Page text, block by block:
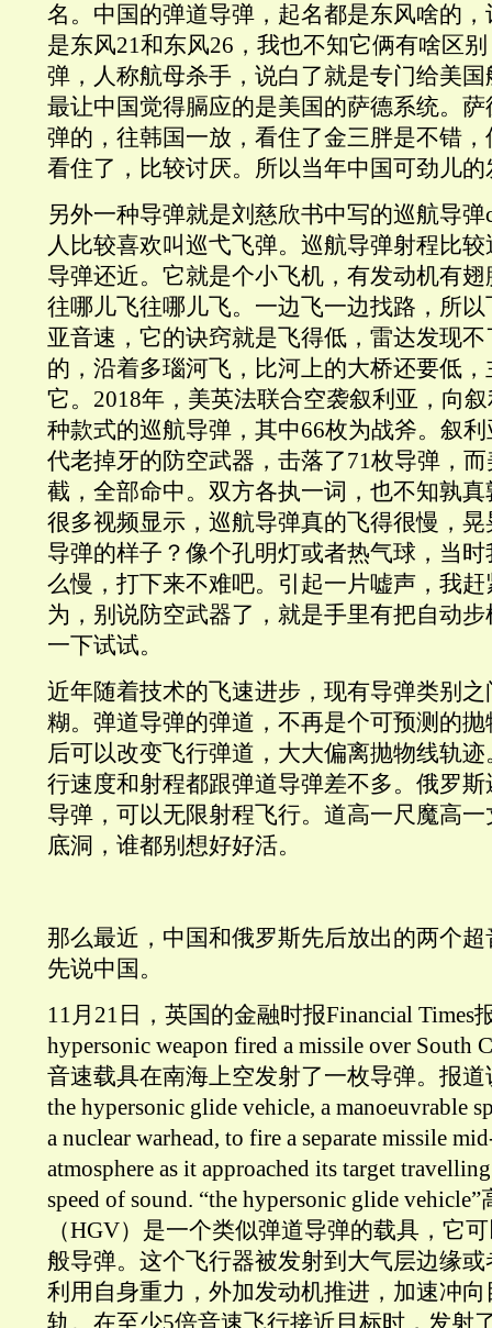
名。中国的弹道导弹，起名都是东风啥的
是东风21和东风26，我也不知它俩有啥区
弹，人称航母杀手，说白了就是专门给美
最让中国觉得膈应的是美国的萨德系统。
弹的，往韩国一放，看住了金三胖是不错
看住了，比较讨厌。所以当年中国可劲儿
另外一种导弹就是刘慈欣书中写的巡航导弹
人比较喜欢叫巡弋飞弹。巡航导弹射程比
导弹还近。它就是个小飞机，有发动机有
往哪儿飞往哪儿飞。一边飞一边找路，所
亚音速，它的诀窍就是飞得低，雷达发现
的，沿着多瑙河飞，比河上的大桥还要低
它。2018年，美英法联合空袭叙利亚，向
种款式的巡航导弹，其中66枚为战斧。叙
代老掉牙的防空武器，击落了71枚导弹，
截，全部命中。双方各执一词，也不知孰
很多视频显示，巡航导弹真的飞得很慢，
导弹的样子？像个孔明灯或者热气球，当
么慢，打下来不难吧。引起一片嘘声，我
为，别说防空武器了，就是手里有把自动
一下试试。
近年随着技术的飞速进步，现有导弹类别
糊。弹道导弹的弹道，不再是个可预测的
后可以改变飞行弹道，大大偏离抛物线轨
行速度和射程都跟弹道导弹差不多。俄罗
导弹，可以无限射程飞行。道高一尺魔高
底洞，谁都别想好好活。
那么最近，中国和俄罗斯先后放出的两个
先说中国。
11月21日，英国的金融时报Financial Times
hypersonic weapon fired a missile over South
音速载具在南海上空发射了一枚导弹。报
the hypersonic glide vehicle, a manoeuvrable
a nuclear warhead, to fire a separate missile
atmosphere as it approached its target
speed of sound. “the hypersonic glide
（HGV）是一个类似弹道导弹的载具，它
般导弹。这个飞行器被发射到大气层边缘
利用自身重力，外加发动机推进，加速冲
轨。在至少5倍音速飞行接近目标时，发射